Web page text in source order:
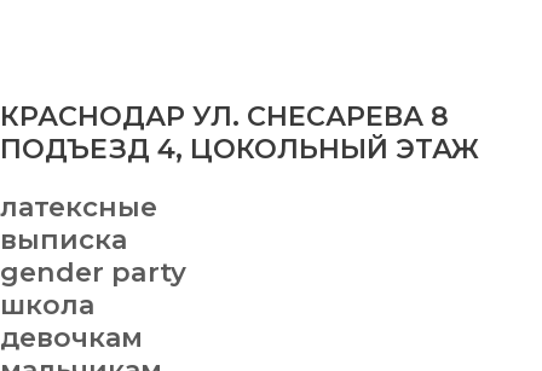
КРАСНОДАР УЛ. СНЕСАРЕВА 8
ПОДЪЕЗД 4, ЦОКОЛЬНЫЙ ЭТАЖ
латексные
выписка
gender party
школа
девочкам